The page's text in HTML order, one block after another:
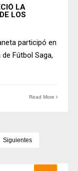
LA
LOS
participó en
Fútbol Saga,
Read More
Siguientes